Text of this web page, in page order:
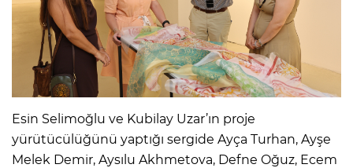
Esin Selimoğlu ve Kubilay Uzar’ın proje
yürütücülüğünü yaptığı sergide Ayça Turhan, Ayşe
Melek Demir, Aysılu Akhmetova, Defne Oğuz, Ecem